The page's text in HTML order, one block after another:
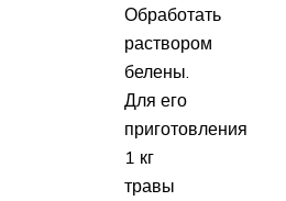
Обработать
раствором
белены.
Для его
приготовления
1 кг
травы